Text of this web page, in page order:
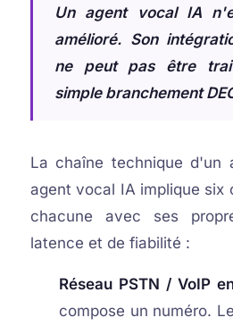
Un agent vocal IA
amélioré. Son
ne peut pas être
simple branchement
La chaîne technique d'un
agent vocal IA implique six
chacune avec ses
latence et de fiabilité :
Réseau PSTN / VoIP
compose un numéro.